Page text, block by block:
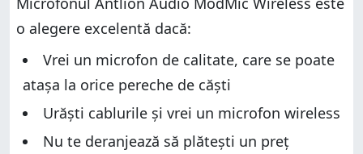
Experiența de utilizare a microfonului Antlion Audio
ModMic Wireless
Ce părere ai despre microfonul Antlion Audio
ModMic Wireless?
Design și specificații hardware
Experiența de utilizare a microfonului Antlion Audio
Ce părere ai despre microfonul Antlion Audio
ModMic Wireless?
o alegere excelentă dacă:
Vrei un microfon de calitate, care se poate
atașa la orice pereche de căști
Urăști cablurile și vrei un microfon wireless
Nu te deranjează să plătești un preț